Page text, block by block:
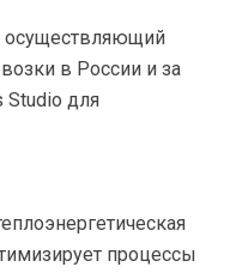
осуществляющий
в России и за
Studio для
процессы